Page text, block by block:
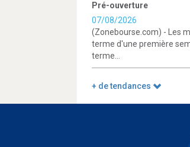
Pré-ouverture
07/08/2026
(Zonebourse.com) - Les
terme d'une première
terme...
+ de tendances